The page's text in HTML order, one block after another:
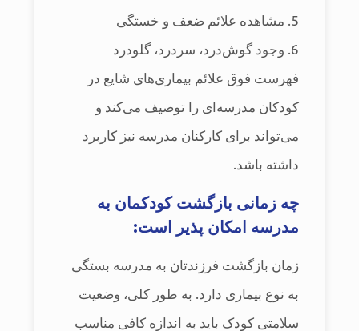
5. مشاهده علائم ضعف و خستگی
6. وجود گوش‌درد، سردرد، گلودرد
فهرست فوق علائم بیماری‌های شایع در
کودکان مدرسه‌ای را توصیف می‌کند و
می‌تواند برای کارکنان مدرسه نیز کاربرد
داشته باشد.
چه زمانی بازگشت کودکمان به
مدرسه امکان پذیر است:
زمان بازگشت فرزندتان به مدرسه بستگی
به نوع بیماری دارد. به طور کلی، وضعیت
سلامتی کودک باید به اندازه کافی مناسب